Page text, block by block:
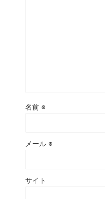
名前 ※
メール ※
サイト